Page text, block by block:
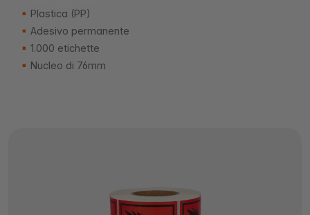
Plastica (PP)
Adesivo permanente
1.000 etichette
Nucleo di 76mm